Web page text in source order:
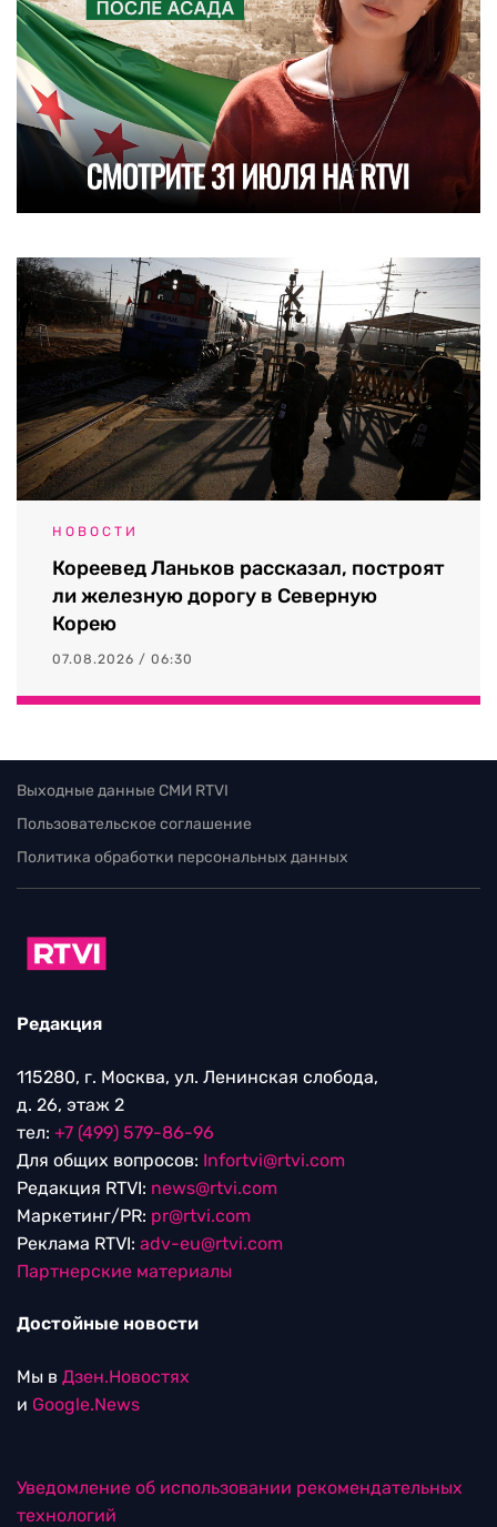
НОВОСТИ
Кореевед Ланьков рассказал, построят
ли железную дорогу в Северную
Корею
07.08.2026 / 06:30
Выходные данные СМИ RTVI
Пользовательское соглашение
Политика обработки персональных данных
Редакция
115280, г. Москва, ул. Ленинская слобода,
д. 26, этаж 2
тел: +7 (499) 579-86-96
Для общих вопросов: Infortvi@rtvi.com
Редакция RTVI: news@rtvi.com
Маркетинг/PR: pr@rtvi.com
Реклама RTVI: adv-eu@rtvi.com
Партнерские материалы
Достойные новости
Мы в Дзен.Новостях
и Google.News
Уведомление об использовании рекомендательных
технологий